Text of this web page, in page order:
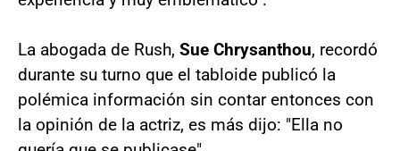
La abogada de Rush, Sue Chrysanthou, recordó
durante su turno que el tabloide publicó la
polémica información sin contar entonces con
la opinión de la actriz, es más dijo: "Ella no